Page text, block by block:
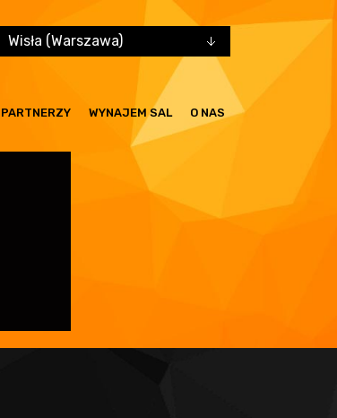
Wisła (Warszawa)
PARTNERZY WYNAJEM SAL O NAS